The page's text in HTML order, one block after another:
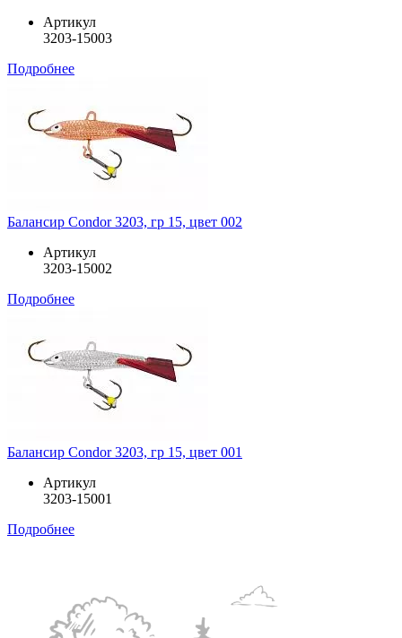
Артикул
3203-15003
Подробнее
Балансир Condor 3203, гр 15, цвет 002
Артикул
3203-15002
Подробнее
Балансир Condor 3203, гр 15, цвет 001
Артикул
3203-15001
Подробнее